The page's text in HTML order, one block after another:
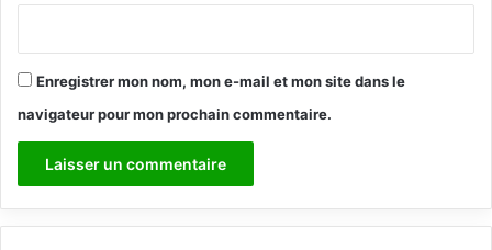
Enregistrer mon nom, mon e-mail et mon site dans le
navigateur pour mon prochain commentaire.